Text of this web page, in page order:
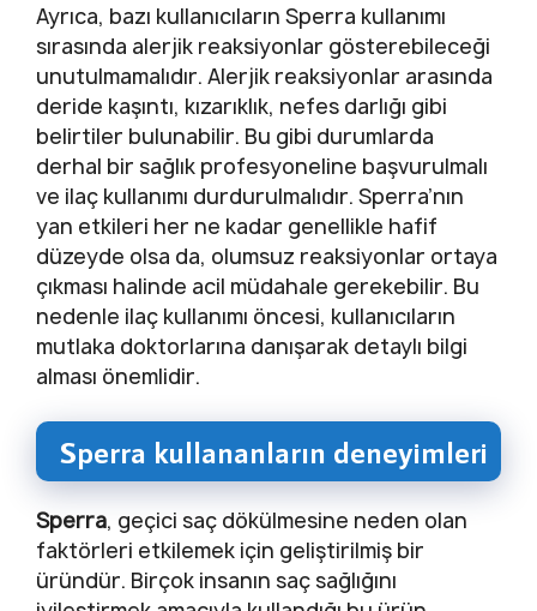
Ayrıca, bazı kullanıcıların Sperra kullanımı
sırasında alerjik reaksiyonlar gösterebileceği
unutulmamalıdır. Alerjik reaksiyonlar arasında
deride kaşıntı, kızarıklık, nefes darlığı gibi
belirtiler bulunabilir. Bu gibi durumlarda
derhal bir sağlık profesyoneline başvurulmalı
ve ilaç kullanımı durdurulmalıdır. Sperra’nın
yan etkileri her ne kadar genellikle hafif
düzeyde olsa da, olumsuz reaksiyonlar ortaya
çıkması halinde acil müdahale gerekebilir. Bu
nedenle ilaç kullanımı öncesi, kullanıcıların
mutlaka doktorlarına danışarak detaylı bilgi
alması önemlidir.
Sperra kullananların deneyimleri
Sperra, geçici saç dökülmesine neden olan
faktörleri etkilemek için geliştirilmiş bir
üründür. Birçok insanın saç sağlığını